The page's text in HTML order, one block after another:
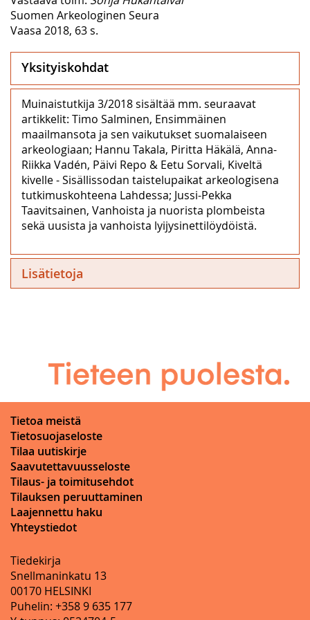
Suomen Arkeologinen Seura
Vaasa 2018, 63 s.
Yksityiskohdat
Muinaistutkija 3/2018 sisältää mm. seuraavat
artikkelit: Timo Salminen, Ensimmäinen
maailmansota ja sen vaikutukset suomalaiseen
arkeologiaan; Hannu Takala, Piritta Häkälä, Anna-
Riikka Vadén, Päivi Repo & Eetu Sorvali, Kiveltä
kivelle - Sisällissodan taistelupaikat arkeologisena
tutkimuskohteena Lahdessa; Jussi-Pekka
Taavitsainen, Vanhoista ja nuorista plombeista
sekä uusista ja vanhoista lyijysinettilöydöistä.
Lisätietoja
Tietoa meistä
Tietosuojaseloste
Tilaa uutiskirje
Saavutettavuusseloste
Tilaus- ja toimitusehdot
Tilauksen peruuttaminen
Laajennettu haku
Yhteystiedot
Tiedekirja
Snellmaninkatu 13
00170 HELSINKI
Puhelin: +358 9 635 177